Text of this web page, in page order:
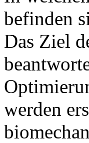
befinden
Das Ziel
werden